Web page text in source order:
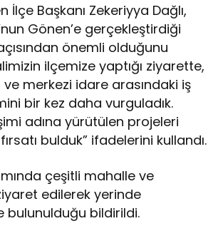
İlçe Başkanı Zekeriyya Dağlı,
Gönen’e gerçekleştirdiği
önemli olduğunu
ilçemize yaptığı ziyarette,
merkezi idare arasındaki iş
bir kez daha vurguladık.
adına yürütülen projeleri
bulduk” ifadelerini kullandı.
çeşitli mahalle ve
edilerek yerinde
bulunulduğu bildirildi.